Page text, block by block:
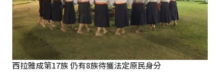
西拉雅成第17族 仍有8族待獲法定原民身分